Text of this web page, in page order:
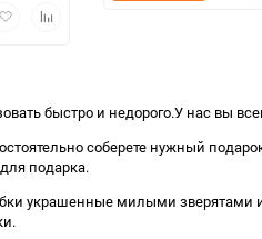
ДобавитьДобавить
быстро и недорого.У нас вы
соберете нужный
подарка.
украшенные милыми